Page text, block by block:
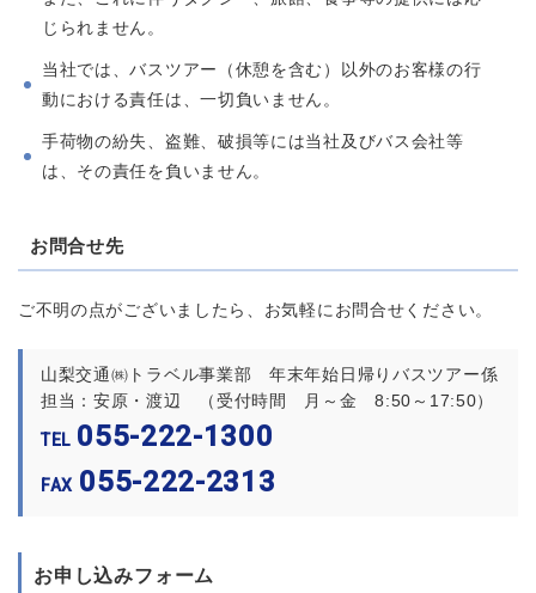
じられません。
当社では、バスツアー（休憩を含む）以外のお客様の行
動における責任は、一切負いません。
手荷物の紛失、盗難、破損等には当社及びバス会社等
は、その責任を負いません。
お問合せ先
ご不明の点がございましたら、お気軽にお問合せください。
山梨交通㈱トラベル事業部 年末年始日帰りバスツアー係
担当：安原・渡辺 （受付時間 月～金 8:50～17:50）
TEL 055-222-1300
FAX 055-222-2313
お申し込みフォーム